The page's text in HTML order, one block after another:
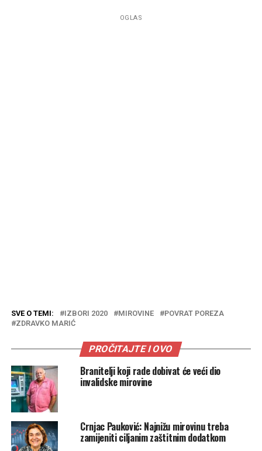
OGLAS
SVE O TEMI: IZBORI 2020 MIROVINE
POVRAT POREZA
ZDRAVKO MARIĆ
PROČITAJTE I OVO
Branitelji koji rade dobivat će veći dio
invalidske mirovine
Crnjac Pauković: Najnižu mirovinu treba
zamijeniti ciljanim zaštitnim dodatkom